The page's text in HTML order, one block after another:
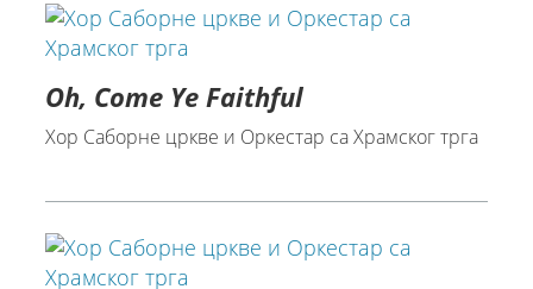
Oh, Come Ye Faithful
Хор Саборне цркве и Оркестар са Храмског трга